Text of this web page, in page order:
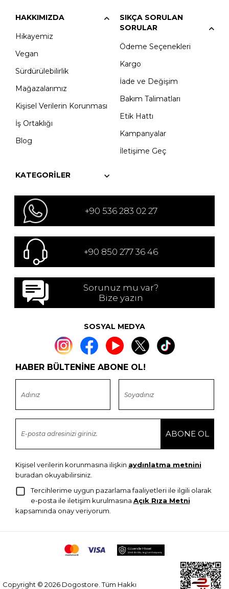
HAKKIMIZDA
Hikayemiz
Vegan
Sürdürülebilirlik
Mağazalarımız
Kişisel Verilerin Korunması
İş Ortaklığı
Blog
SIKÇA SORULAN
SORULAR
Ödeme Seçenekleri
Kargo
İade ve Değişim
Bakım Talimatları
Etik Hattı
Kampanyalar
İletişime Geç
KATEGORILER
+90 536 283 02 27
+90 850 277 36 46
Sorunuz mu var?
Bize yazın
SOSYAL MEDYA
HABER BÜLTENİNE ABONE OL!
Kişisel verilerin korunmasına ilişkin aydınlatma metnini
buradan okuyabilirsiniz.
Tercihlerime uygun pazarlama faaliyetleri ile ilgili olarak
e-posta ile iletişim kurulmasına Açık Rıza Metni
kapsamında onay veriyorum.
Copyright © 2026 Dogostore. Tüm Hakkı